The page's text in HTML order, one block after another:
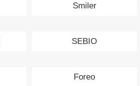
Smiler
SEBIO
Foreo